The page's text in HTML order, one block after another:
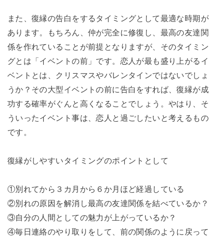
また、復縁の告白をするタイミングとして最適な時期が
あります。もちろん、仲が完全に修復し、最高の友達関
係を作れていることが前提となりますが、そのタイミン
グとは「イベントの前」です。恋人が最も盛り上がるイ
ベントとは、クリスマスやバレンタインではないでしょ
うか？その大型イベントの前に告白をすれば、復縁が成
功する確率がぐんと高くなることでしょう。やはり、そ
ういったイベント事は、恋人と過ごしたいと考えるもの
です。
復縁がしやすいタイミングのポイントとして
①別れてから３カ月から６か月ほど経過している
②別れの原因を解消し最高の友達関係を結べているか？
③自分の人間としての魅力が上がっているか？
④毎日連絡のやり取りをして、前の関係のように戻って